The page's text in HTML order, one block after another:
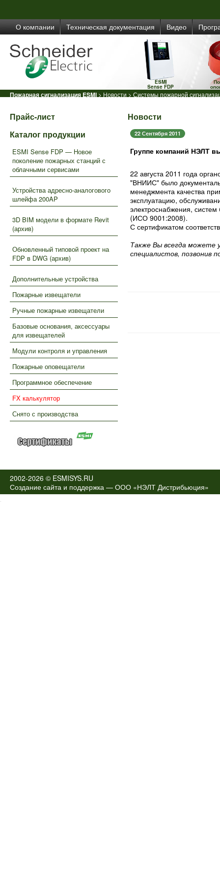
О компании Техническая документация Видео
ESMI
Sense FDP
Пожарная сигнализация ESMI > Новости > Системы пожарной
Прайс-лист
Каталог продукции
ESMI Sense FDP — Новое
поколение пожарных станций с
облачными сервисами
Устройства адресно-аналогового
шлейфа 200AP
3D BIM модели в формате Revit
(архив)
Обновленный типовой проект на
FDP в DWG (архив)
Дополнительные устройства
Пожарные извещатели
Ручные пожарные извещатели
Базовые основания, аксессуары
для извещателей
Модули контроля и управления
Пожарные оповещатели
Программное обеспечение
FX калькулятор
Снято с производства
Новости
22 Сентября 2011
Группе компаний НЭЛТ
22 августа 2011 года
"ВНИИС" было
менеджмента качества
эксплуатацию,
электроснабжения,
(ИСО 9001:2008).
С сертификатом
Также Вы всегда можете
специалистов, позвонив
2002-2026 © ESMISYS.RU
Создание сайта и поддержка — ООО «НЭЛТ Дистрибьюция»
.